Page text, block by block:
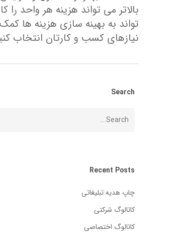
بالاتر می‌ تواند هزینه هر واحد
‌تواند به بهینه‌ سازی هزینه‌ ها
نیازهای کسب ‌و کارتان انتخاب
Search
Recent Posts
چاپ هدیه تبلیغاتی
کاتالوگ شرکتی
کاتالوگ اختصاصی